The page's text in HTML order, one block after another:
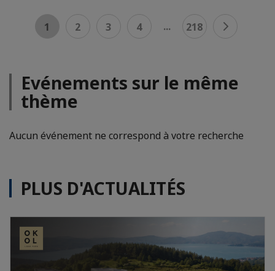
1 2 3 4 ... 218
Evénements sur le même
thème
Aucun événement ne correspond à votre recherche
PLUS D'ACTUALITÉS